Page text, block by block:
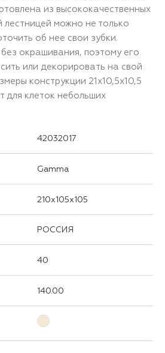
из высококачественных
лестницей можно не только
об нее свои зубки.
окрашивания, поэтому его
или декорировать на свой
конструкции 21х10,5х10,5
для клеток небольших
42032017
Gamma
210x105x105
РОССИЯ
40
140.00